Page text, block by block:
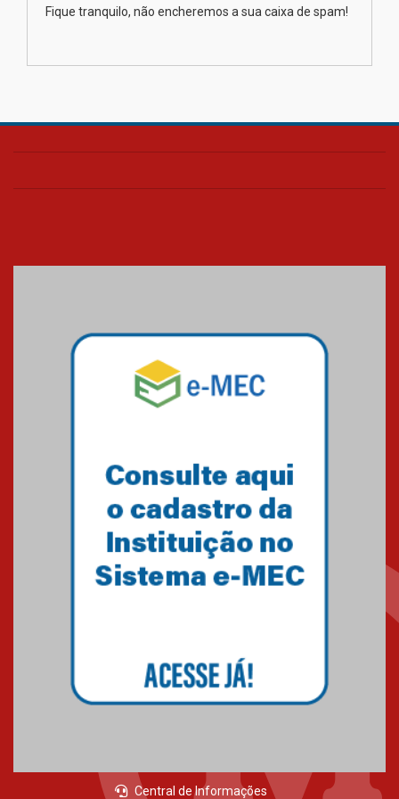
na educação dos filhos além da
Fique tranquilo, não encheremos a sua caixa de spam!
Central de Informações